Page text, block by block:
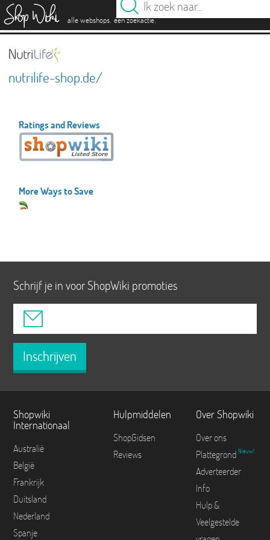
alle webshops. één zoekactie.
nutrilife-shop.de/
Ratings and Reviews
More Ways to Save
Schrijf je in voor ShopWiki promoties
Inschrijven
Shopwiki
Internationaal
Australië
België
Frankrijk
Duitsland
Nederland
Spanje
Hulpmiddelen
ShopGidsen
Reviews
Over Shopwiki
Over ons
Plattegrond Nieuw!
Adverteerder
Info
Hulp &
Veelgestelde